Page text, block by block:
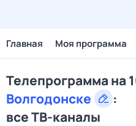
Главная Моя программа
Телепрограмма на
Волгодонске
:
все ТВ-каналы